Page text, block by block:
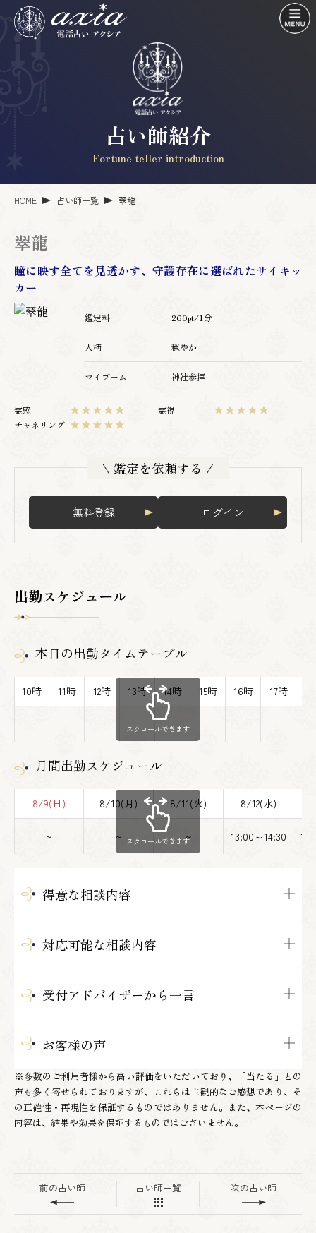
占い師紹介
Fortune teller introduction
HOME 占い師一覧 翠龍
翠龍
瞳に映す全てを見透かす、守護存在に選ばれたサイキッ
カー
鑑定料 260pt/1分
人柄 穏やか
マイブーム 神社参拝
霊感
霊視
チャネリング
\ 鑑定を依頼する /
無料登録 ログイン
出勤スケジュール
本日の出勤タイムテーブル
10時 11時 12時 13時 14時 15時 16時 17時
スクロールできます
月間出勤スケジュール
8/9(日) 8/10(月) 8/11(火) 8/12(水)
~ ~ ~ 13:00～14:30
スクロールできます
得意な相談内容
対応可能な相談内容
受付アドバイザーから一言
お客様の声
※多数のご利用者様から高い評価をいただいており、「当たる」との
声も多く寄せられておりますが、これらは主観的なご感想であり、そ
の正確性・再現性を保証するものではありません。また、本ページの
内容は、結果や効果を保証するものではございません。
前の占い師 占い師一覧 次の占い師